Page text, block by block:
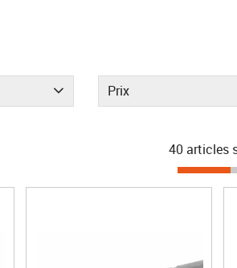
Prix
40 articles